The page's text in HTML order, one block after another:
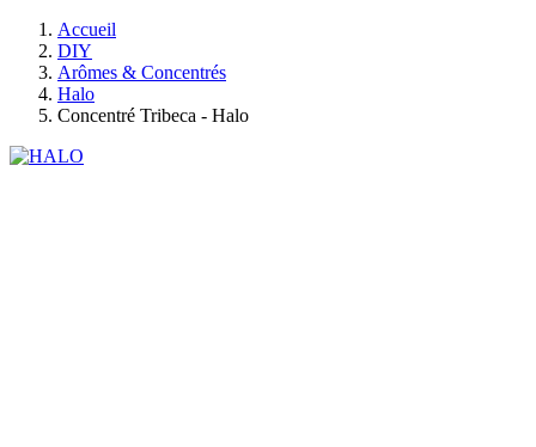
Accueil
DIY
Arômes & Concentrés
Halo
Concentré Tribeca - Halo